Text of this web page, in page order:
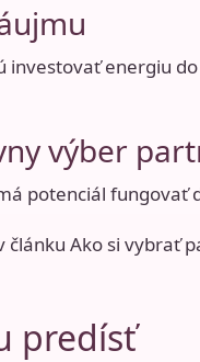
investovať energiu
výber
potenciál fungovať
článku Ako si vybrať
predísť